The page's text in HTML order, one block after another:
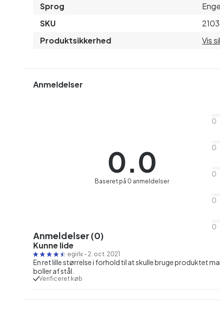
Sprog
SKU
Produktsikkerhed
Vis
Anmeldelser
0.0
Baseret på 0 anmeldelser
0
0
0
0
0
Anmeldelser (0)
Kunne lide
egirlx - 2. oct. 2021
En ret lille størrelse i forhold til at skulle bruge produktet
boller af stål.
Verificeret køb